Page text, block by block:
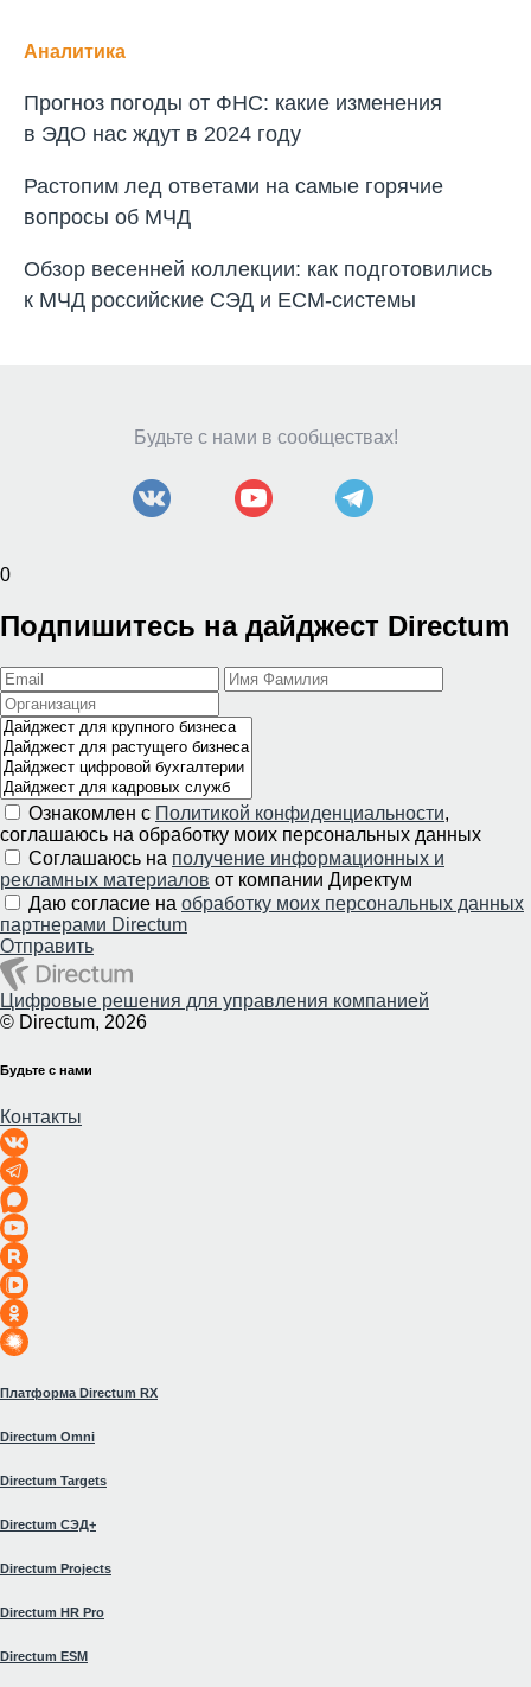
Аналитика
Прогноз погоды от ФНС: какие изменения
в ЭДО нас ждут в 2024 году
Растопим лед ответами на самые горячие
вопросы об МЧД
Обзор весенней коллекции: как подготовились
к МЧД российские СЭД и ECM-системы
Будьте с нами в сообществах!
0
Подпишитесь на дайджест Directum
Ознакомлен с Политикой конфиденциальности,
соглашаюсь на обработку моих персональных данных
Соглашаюсь на получение информационных и
рекламных материалов от компании Директум
Даю согласие на обработку моих персональных данных
партнерами Directum
Отправить
Цифровые решения для управления компанией
© Directum, 2026
Будьте с нами
Контакты
Платформа Directum RX
Directum Omni
Directum Targets
Directum СЭД+
Directum Projects
Directum HR Pro
Directum ESM